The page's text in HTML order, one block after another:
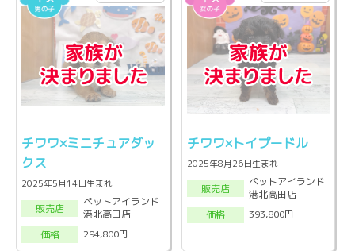
チワワ×ミニチュアダッ
クス
2025年5月14日生まれ
販売店
ペットアイランド
港北高田店
価格
294,800円
チワワ×トイプードル
2025年8月26日生まれ
販売店
ペットアイランド
港北高田店
価格
393,800円